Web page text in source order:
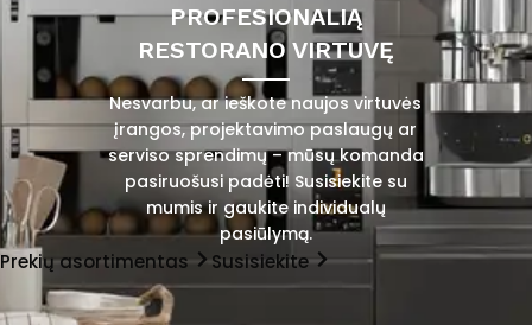
PROFESIONALIĄ
RESTORANO VIRTUVĘ
Nesvarbu, ar ieškote naujos virtuvės
įrangos, projektavimo paslaugų ar
serviso sprendimų – mūsų komanda
pasiruošusi padėti! Susisiekite su
mumis ir gaukite individualų
pasiūlymą.
Prekių asortimentas Susisiekite